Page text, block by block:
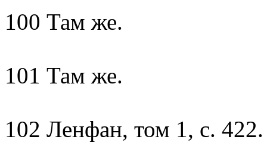
100 Там же.
101 Там же.
102 Ленфан, том 1, с. 422.